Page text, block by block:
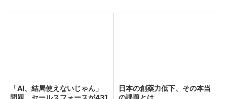
「AI、結局使えないじゃん」
問題 セールスフォースが431
日本の創薬力低下、その本当
の課題とは